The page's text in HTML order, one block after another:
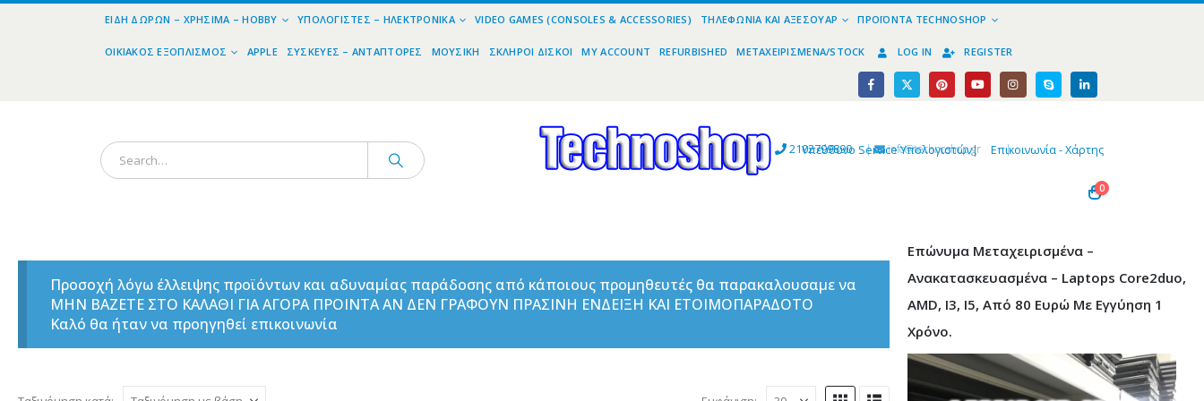
ΕΊΔΗ ΔΏΡΩΝ – ΧΡΉΣΙΜΑ – HOBBY ΥΠΟΛΟΓΙΣΤΈΣ – ΗΛΕΚΤΡΟΝΙΚΆ VIDEO GAMES (CONSOLES & ACCESSORIES) ΤΗΛΕΦΩΝΊΑ ΚΑΙ ΑΞΕΣΟΥΆΡ ΠΡΟΪΌΝΤΑ TECHNOSHOP
ΟΙΚΙΑΚΌΣ ΕΞΟΠΛΙΣΜΌΣ APPLE ΣΥΣΚΕΥΈΣ – ΑΝΤΆΠΤΟΡΕΣ ΜΟΥΣΙΚΉ ΣΚΛΗΡΟΊ ΔΊΣΚΟΙ MY ACCOUNT REFURBISHED ΜΕΤΑΧΕΙΡΙΣΜΈΝΑ/STOCK LOG IN REGISTER
2102799890 | info@technoshop,gr |
Υπεύθυνο Service Υπολογιστών| Επικοινωνία - Χάρτης
0
Προσοχή λόγω έλλειψης προϊόντων και αδυναμίας παράδοσης από κάποιους προμηθευτές θα παρακαλουσαμε να
ΜΗΝ ΒΑΖΕΤΕ ΣΤΟ ΚΑΛΑΘΙ ΓΙΑ ΑΓΟΡΑ ΠΡΟΙΝΤΑ ΑΝ ΔΕΝ ΓΡΑΦΟΥΝ ΠΡΑΣΙΝΗ ΕΝΔΕΙΞΗ ΚΑΙ ΕΤΟΙΜΟΠΑΡΑΔΟΤΟ
Καλό θα ήταν να προηγηθεί επικοινωνία
Επώνυμα Μεταχειρισμένα –
Ανακατασκευασμένα – Laptops Core2duo,
AMD, I3, I5, Από 80 Ευρώ Με Εγγύηση 1
Χρόνο.